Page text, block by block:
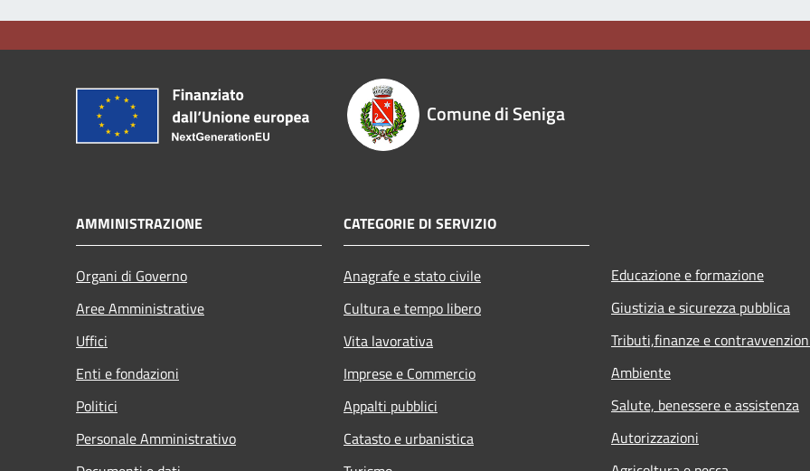
Comune di Seniga
AMMINISTRAZIONE
Organi di Governo
Aree Amministrative
Uffici
Enti e fondazioni
Politici
Personale Amministrativo
CATEGORIE DI SERVIZIO
Anagrafe e stato civile
Cultura e tempo libero
Vita lavorativa
Imprese e Commercio
Appalti pubblici
Catasto e urbanistica
Educazione e formazione
Giustizia e sicurezza pubblica
Tributi,finanze e
Ambiente
Salute, benessere e assistenza
Autorizzazioni